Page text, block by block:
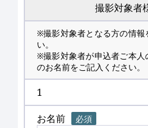
撮影対象者
※撮影対象者となる方の情報
い。
※撮影対象者が申込者ご本人
のお名前をご記入ください。
1
お名前
必須